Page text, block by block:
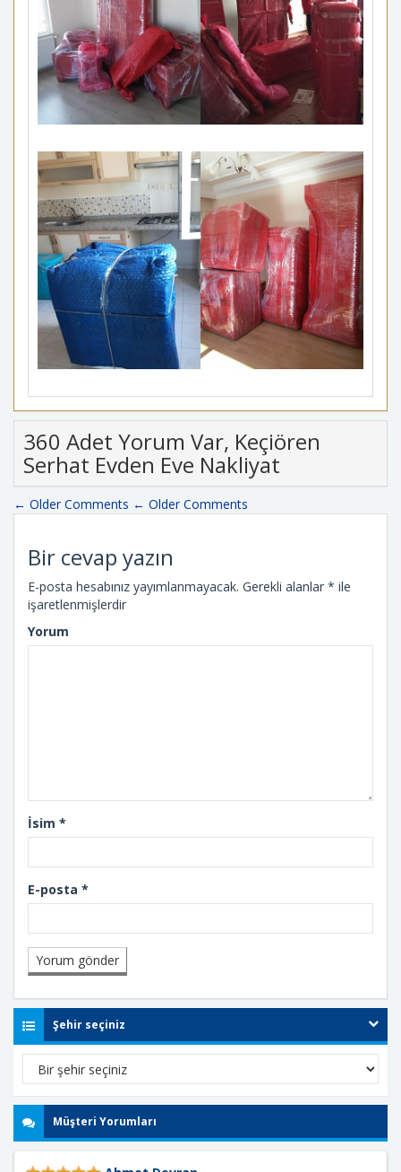
360 Adet Yorum Var, Keçiören
Serhat Evden Eve Nakliyat
← Older Comments ← Older Comments
Bir cevap yazın
E-posta hesabınız yayımlanmayacak. Gerekli alanlar * ile
işaretlenmişlerdir
Yorum
İsim *
E-posta *
Şehir seçiniz
Müşteri Yorumları